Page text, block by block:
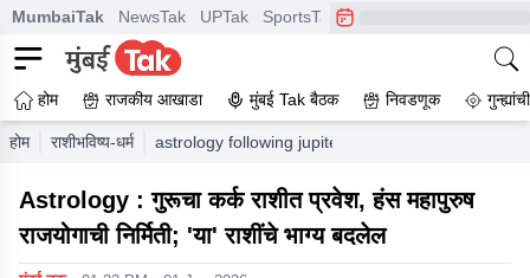
MumbaiTak NewsTak UPTak SportsTak CrimeTak
होम राजकीय आखाडा मुंबई Tak बैठक निवडणूक
होम राशीभविष्य-धर्म astrology following jupiters entry into the sign of
Astrology : गुरूचा कर्क राशीत प्रवेश, हंस महापुरुष
राजयोगाची निर्मिती; 'या' राशींचे भाग्य बदलेल